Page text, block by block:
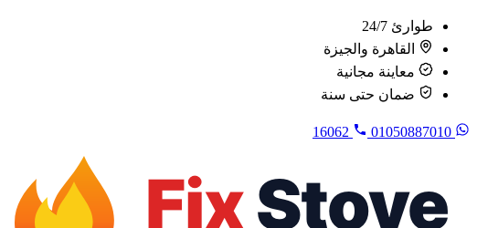
طوارئ 24/7
القاهرة والجيزة
معاينة مجانية
ضمان حتى سنة
01050887010
16062